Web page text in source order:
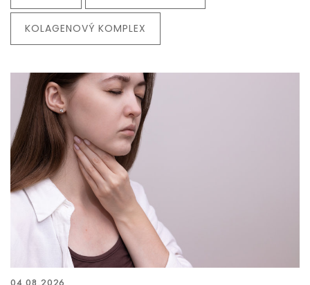
KOLAGENOVÝ KOMPLEX
04.08.2026